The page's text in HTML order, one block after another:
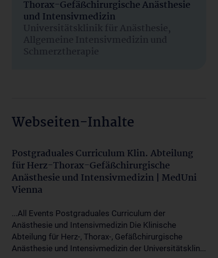
Thorax-Gefäßchirurgische Anästhesie
und Intensivmedizin
Universitätsklinik für Anästhesie,
Allgemeine Intensivmedizin und
Schmerztherapie
Webseiten-Inhalte
Postgraduales Curriculum Klin. Abteilung
für Herz-Thorax-Gefäßchirurgische
Anästhesie und Intensivmedizin | MedUni
Vienna
...All Events Postgraduales Curriculum der
Anästhesie und Intensivmedizin Die Klinische
Abteilung für Herz-, Thorax-, Gefäßchirurgische
Anästhesie und Intensivmedizin der Universitätsklin...